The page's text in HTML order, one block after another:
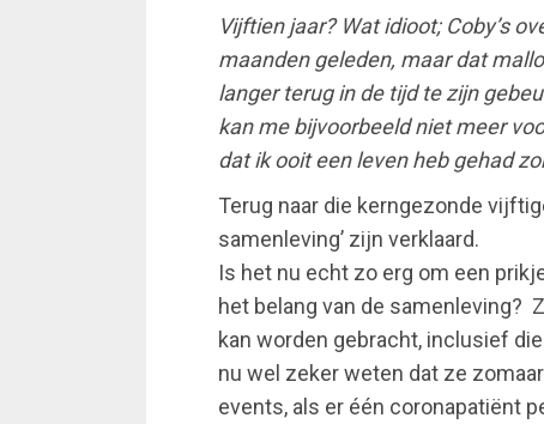
Vijftien jaar? Wat idioot; Coby’s
maanden geleden, maar dat
langer terug in de tijd te zijn
kan me bijvoorbeeld niet meer
dat ik ooit een leven heb gehad
Terug naar die kerngezonde
samenleving’ zijn verklaard.
Is het nu echt zo erg om een
het belang van de samenleving?
kan worden gebracht, inclusief
nu wel zeker weten dat ze
events, als er één coronapatiënt